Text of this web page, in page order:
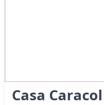
Casa Caracol